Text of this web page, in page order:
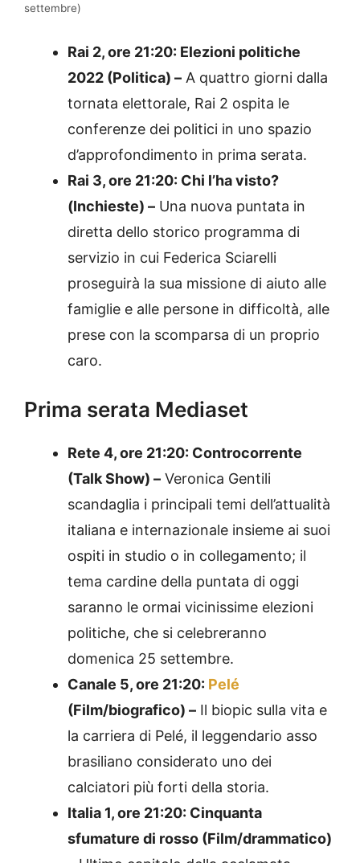
settembre)
Rai 2, ore 21:20: Elezioni politiche
2022 (Politica) – A quattro giorni dalla
tornata elettorale, Rai 2 ospita le
conferenze dei politici in uno spazio
d’approfondimento in prima serata.
Rai 3, ore 21:20: Chi l’ha visto?
(Inchieste) – Una nuova puntata in
diretta dello storico programma di
servizio in cui Federica Sciarelli
proseguirà la sua missione di aiuto alle
famiglie e alle persone in difficoltà, alle
prese con la scomparsa di un proprio
caro.
Prima serata Mediaset
Rete 4, ore 21:20: Controcorrente
(Talk Show) – Veronica Gentili
scandaglia i principali temi dell’attualità
italiana e internazionale insieme ai suoi
ospiti in studio o in collegamento; il
tema cardine della puntata di oggi
saranno le ormai vicinissime elezioni
politiche, che si celebreranno
domenica 25 settembre.
Canale 5, ore 21:20: Pelé
(Film/biografico) – Il biopic sulla vita e
la carriera di Pelé, il leggendario asso
brasiliano considerato uno dei
calciatori più forti della storia.
Italia 1, ore 21:20: Cinquanta
sfumature di rosso (Film/drammatico)